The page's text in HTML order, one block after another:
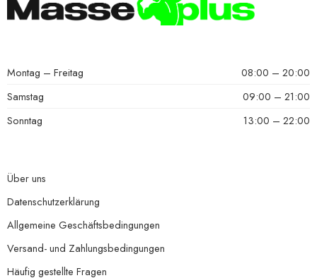
Montag – Freitag
08:00 – 20:00
Samstag
09:00 – 21:00
Sonntag
13:00 – 22:00
Über uns
Datenschutzerklärung
Allgemeine Geschäftsbedingungen
Versand- und Zahlungsbedingungen
Häufig gestellte Fragen